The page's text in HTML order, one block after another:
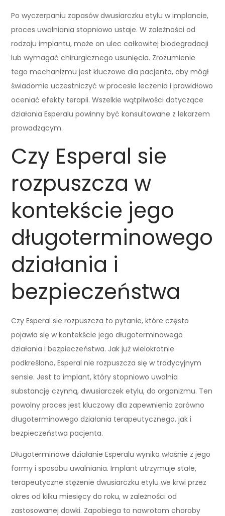
Po wyczerpaniu zapasów dwusiarczku etylu w implancie,
proces uwalniania stopniowo ustaje. W zależności od
rodzaju implantu, może on ulec całkowitej biodegradacji
lub wymagać chirurgicznego usunięcia. Zrozumienie
tego mechanizmu jest kluczowe dla pacjenta, aby mógł
świadomie uczestniczyć w procesie leczenia i prawidłowo
oceniać efekty terapii. Wszelkie wątpliwości dotyczące
działania Esperalu powinny być konsultowane z lekarzem
prowadzącym.
Czy Esperal sie
rozpuszcza w
kontekście jego
długoterminowego
działania i
bezpieczeństwa
Czy Esperal sie rozpuszcza to pytanie, które często
pojawia się w kontekście jego długoterminowego
działania i bezpieczeństwa. Jak już wielokrotnie
podkreślano, Esperal nie rozpuszcza się w tradycyjnym
sensie. Jest to implant, który stopniowo uwalnia
substancję czynną, dwusiarczek etylu, do organizmu. Ten
powolny proces jest kluczowy dla zapewnienia zarówno
długoterminowego działania terapeutycznego, jak i
bezpieczeństwa pacjenta.
Długoterminowe działanie Esperalu wynika właśnie z jego
formy i sposobu uwalniania. Implant utrzymuje stałe,
terapeutyczne stężenie dwusiarczku etylu we krwi przez
okres od kilku miesięcy do roku, w zależności od
zastosowanej dawki. Zapobiega to nawrotom choroby